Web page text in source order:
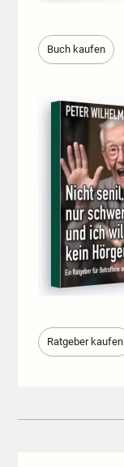
Buch kaufen
Ratgeber kaufen